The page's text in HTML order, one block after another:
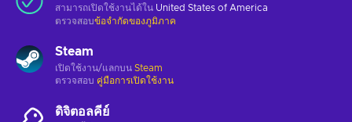
สามารถเปิดใช้งานได้ใน United States of America
ตรวจสอบข้อจำกัดของภูมิภาค
Steam
เปิดใช้งาน/แลกบน Steam
ตรวจสอบ คู่มือการเปิดใช้งาน
ดิจิตอลคีย์